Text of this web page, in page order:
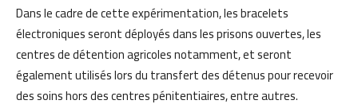
Dans le cadre de cette expérimentation, les bracelets
électroniques seront déployés dans les prisons ouvertes, les
centres de détention agricoles notamment, et seront
également utilisés lors du transfert des détenus pour recevoir
des soins hors des centres pénitentiaires, entre autres.